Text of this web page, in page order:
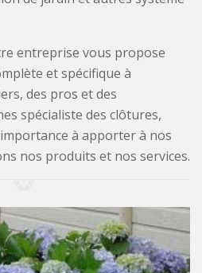
entreprise vous propose
et spécifique à
des pros et des
spécialiste des clôtures,
à apporter à nos
nos produits et nos services.